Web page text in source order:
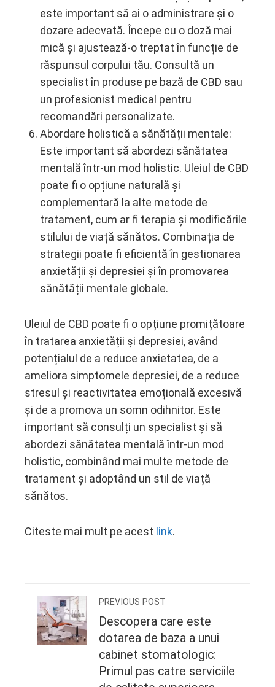
este important să ai o administrare și o
dozare adecvată. Începe cu o doză mai
mică și ajustează-o treptat în funcție de
răspunsul corpului tău. Consultă un
specialist în produse pe bază de CBD sau
un profesionist medical pentru
recomandări personalizate.
Abordare holistică a sănătății mentale:
Este important să abordezi sănătatea
mentală într-un mod holistic. Uleiul de CBD
poate fi o opțiune naturală și
complementară la alte metode de
tratament, cum ar fi terapia și modificările
stilului de viață sănătos. Combinația de
strategii poate fi eficientă în gestionarea
anxietății și depresiei și în promovarea
sănătății mentale globale.
Uleiul de CBD poate fi o opțiune promițătoare
în tratarea anxietății și depresiei, având
potențialul de a reduce anxietatea, de a
ameliora simptomele depresiei, de a reduce
stresul și reactivitatea emoțională excesivă
și de a promova un somn odihnitor. Este
important să consulți un specialist și să
abordezi sănătatea mentală într-un mod
holistic, combinând mai multe metode de
tratament și adoptând un stil de viață
sănătos.
Citeste mai mult pe acest link.
PREVIOUS POST
Descopera care este
dotarea de baza a unui
cabinet stomatologic:
Primul pas catre serviciile